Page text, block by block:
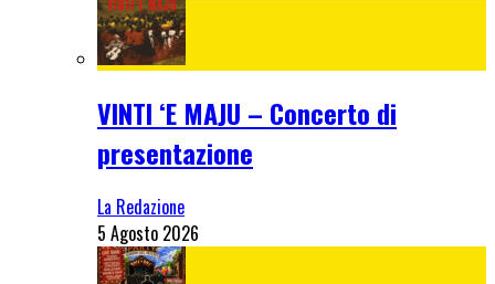
VINTI ‘E MAJU – Concerto di
presentazione
La Redazione
5 Agosto 2026